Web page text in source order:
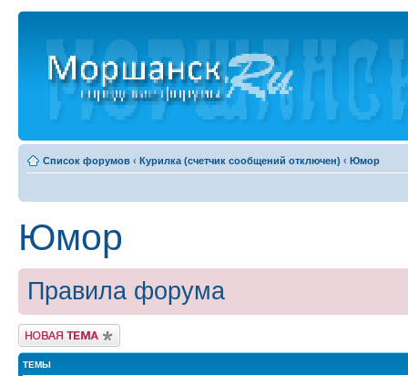
Список форумов ‹ Курилка (счетчик сообщений отключен) ‹ Юмор
Юмор
Правила форума
Новая тема
ТЕМЫ